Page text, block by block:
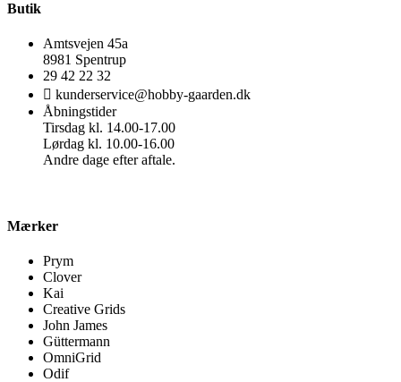
Butik
Amtsvejen 45a
8981 Spentrup
29 42 22 32
kunderservice@hobby-gaarden.dk
Åbningstider
Tirsdag kl. 14.00-17.00
Lørdag kl. 10.00-16.00
Andre dage efter aftale.
Mærker
Prym
Clover
Kai
Creative Grids
John James
Güttermann
OmniGrid
Odif